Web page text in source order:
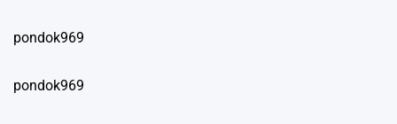
pondok969
pondok969